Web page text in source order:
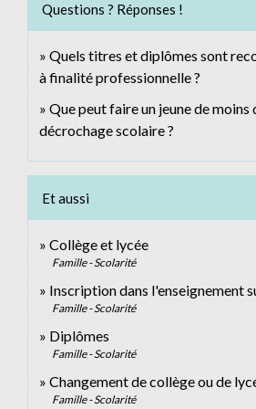
Questions ? Réponses !
Quels titres et diplômes sont
à finalité professionnelle ?
Que peut faire un jeune de moins
décrochage scolaire ?
Et aussi
Collège et lycée
Famille - Scolarité
Inscription dans l'enseignement
Famille - Scolarité
Diplômes
Famille - Scolarité
Changement de collège ou de
Famille - Scolarité